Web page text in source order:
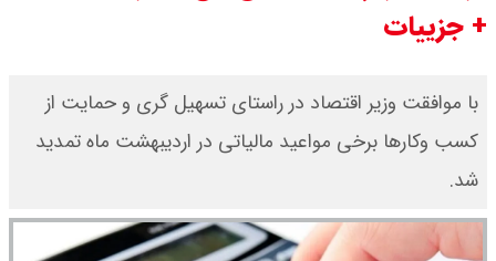
بقایی : عراقچی و قالیباف به پاکستان
قیمت سکه امامی امروز دوشنبه ۱۹
+ جزییات
با موافقت وزیر اقتصاد در راستای تسهیل گری و حمایت از
کسب وکارها برخی مواعید مالیاتی در اردیبهشت ماه تمدید
شد.